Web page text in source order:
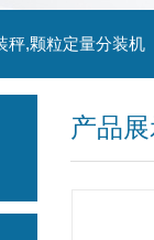
秤,颗粒定量分装机
产品